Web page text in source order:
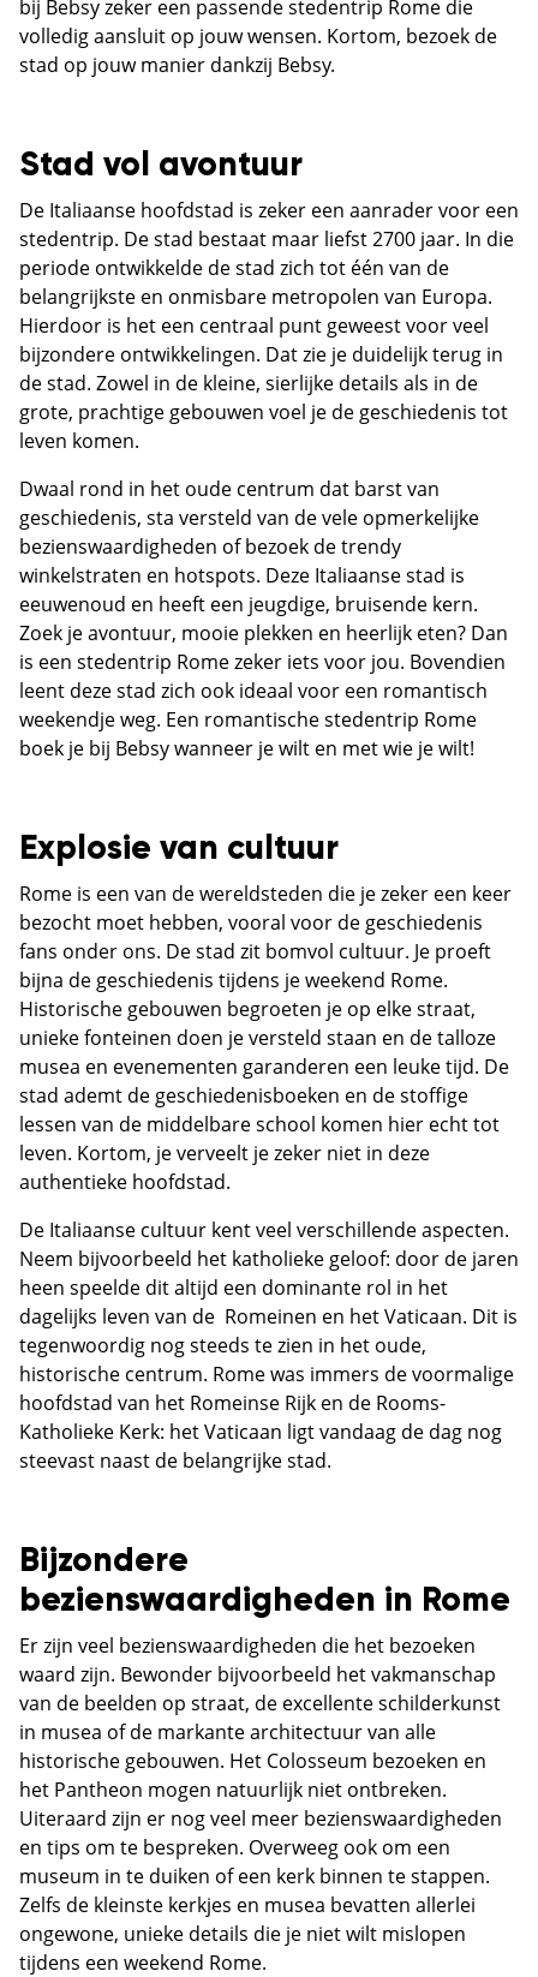
bij Bebsy zeker een passende stedentrip Rome die
volledig aansluit op jouw wensen. Kortom, bezoek de
stad op jouw manier dankzij Bebsy.
Stad vol avontuur
De Italiaanse hoofdstad is zeker een aanrader voor een
stedentrip. De stad bestaat maar liefst 2700 jaar. In die
periode ontwikkelde de stad zich tot één van de
belangrijkste en onmisbare metropolen van Europa.
Hierdoor is het een centraal punt geweest voor veel
bijzondere ontwikkelingen. Dat zie je duidelijk terug in
de stad. Zowel in de kleine, sierlijke details als in de
grote, prachtige gebouwen voel je de geschiedenis tot
leven komen.
Dwaal rond in het oude centrum dat barst van
geschiedenis, sta versteld van de vele opmerkelijke
bezienswaardigheden of bezoek de trendy
winkelstraten en hotspots. Deze Italiaanse stad is
eeuwenoud en heeft een jeugdige, bruisende kern.
Zoek je avontuur, mooie plekken en heerlijk eten? Dan
is een stedentrip Rome zeker iets voor jou. Bovendien
leent deze stad zich ook ideaal voor een romantisch
weekendje weg. Een romantische stedentrip Rome
boek je bij Bebsy wanneer je wilt en met wie je wilt!
Explosie van cultuur
Rome is een van de wereldsteden die je zeker een keer
bezocht moet hebben, vooral voor de geschiedenis
fans onder ons. De stad zit bomvol cultuur. Je proeft
bijna de geschiedenis tijdens je weekend Rome.
Historische gebouwen begroeten je op elke straat,
unieke fonteinen doen je versteld staan en de talloze
musea en evenementen garanderen een leuke tijd. De
stad ademt de geschiedenisboeken en de stoffige
lessen van de middelbare school komen hier echt tot
leven. Kortom, je verveelt je zeker niet in deze
authentieke hoofdstad.
De Italiaanse cultuur kent veel verschillende aspecten.
Neem bijvoorbeeld het katholieke geloof: door de jaren
heen speelde dit altijd een dominante rol in het
dagelijks leven van de Romeinen en het Vaticaan. Dit is
tegenwoordig nog steeds te zien in het oude,
historische centrum. Rome was immers de voormalige
hoofdstad van het Romeinse Rijk en de Rooms-
Katholieke Kerk: het Vaticaan ligt vandaag de dag nog
steevast naast de belangrijke stad.
Bijzondere
bezienswaardigheden in Rome
Er zijn veel bezienswaardigheden die het bezoeken
waard zijn. Bewonder bijvoorbeeld het vakmanschap
van de beelden op straat, de excellente schilderkunst
in musea of de markante architectuur van alle
historische gebouwen. Het Colosseum bezoeken en
het Pantheon mogen natuurlijk niet ontbreken.
Uiteraard zijn er nog veel meer bezienswaardigheden
en tips om te bespreken. Overweeg ook om een
museum in te duiken of een kerk binnen te stappen.
Zelfs de kleinste kerkjes en musea bevatten allerlei
ongewone, unieke details die je niet wilt mislopen
tijdens een weekend Rome.